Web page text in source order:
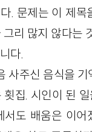
. 문제는 이 제목
리 많지 않다는
다.
사주신 음식을 기
집. 시인이 된
서도 배움은 이어